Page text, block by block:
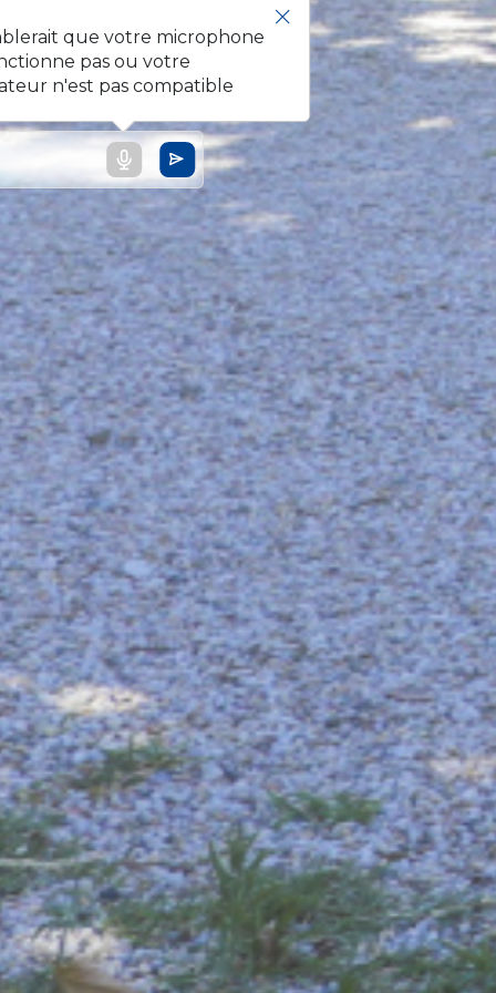
que votre microphone
pas ou votre
n'est pas compatible